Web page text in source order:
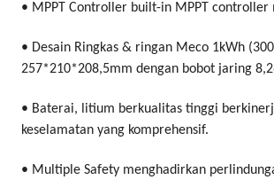
• MPPT Controller built-in MPPT
• Desain Ringkas & ringan Meco 1kWh
257*210*208,5mm dengan bobot jaring
• Baterai, litium berkualitas tinggi
keselamatan yang komprehensif.
• Multiple Safety menghadirkan